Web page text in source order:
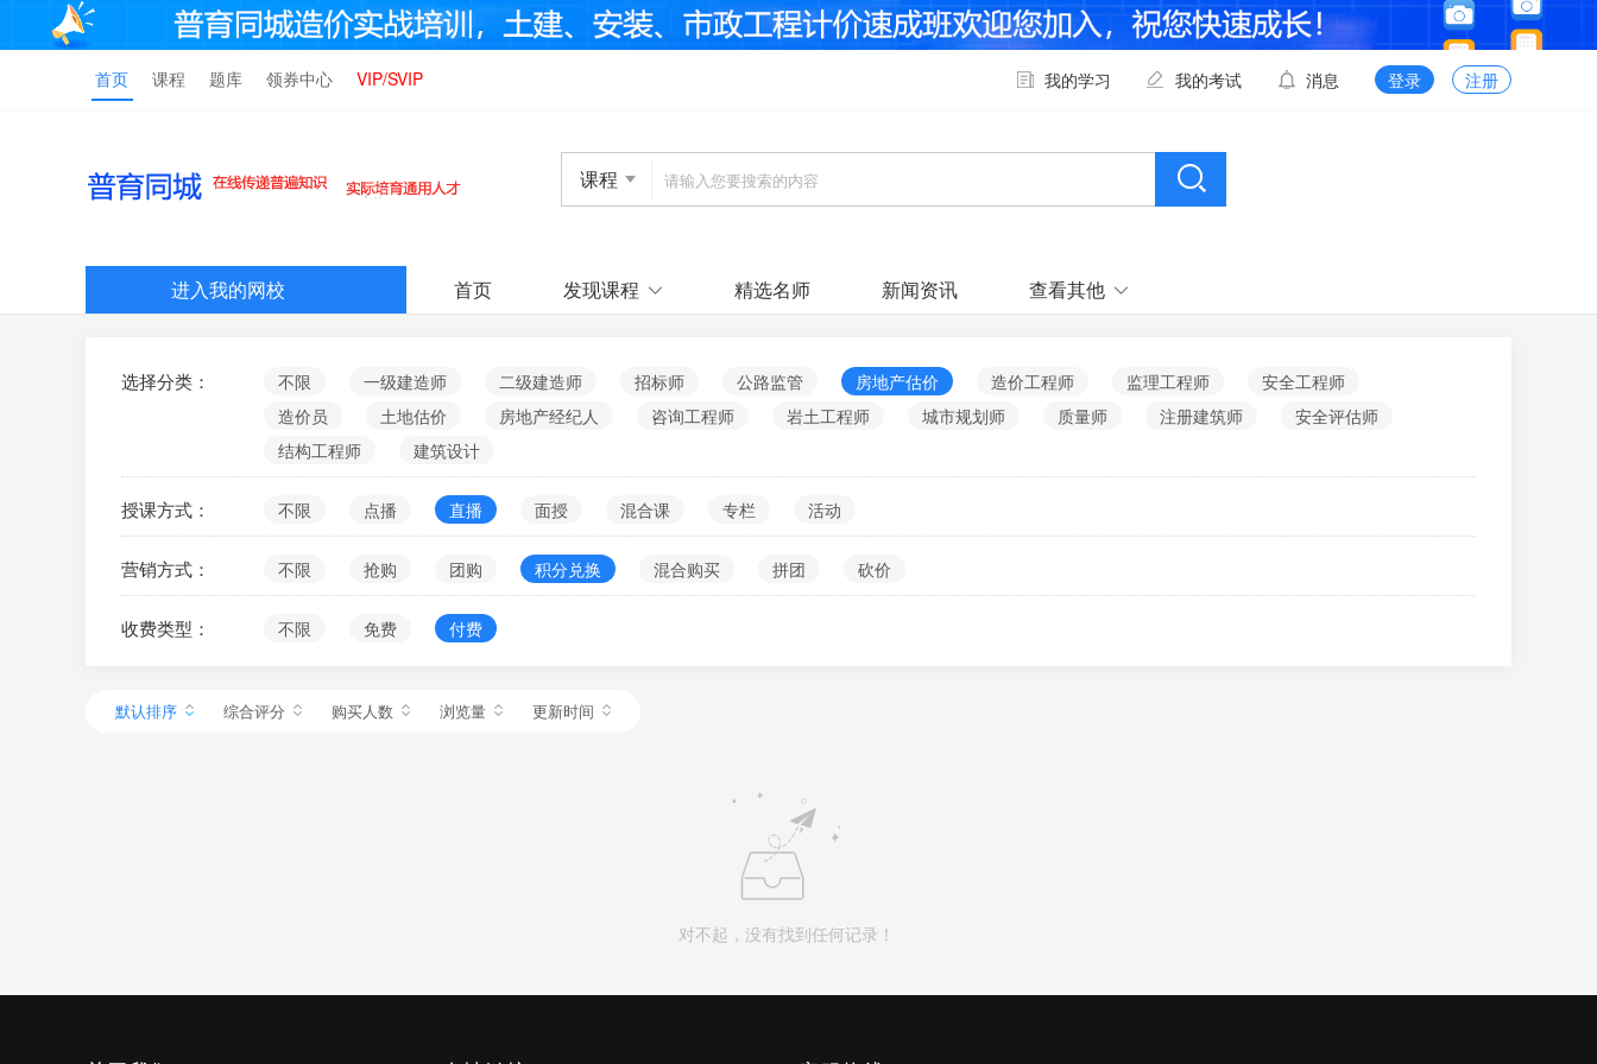
首页 课程 题库 领券中心 VIP/SVIP 我的学习 我的考试 消息 登录 注册
课程
进入我的网校 首页 发现课程 精选名师 新闻资讯 查看其他
选择分类： 不限 一级建造师 二级建造师 招标师 公路监管 房地产估价 造价工程师 监理工程师
安全工程师
造价员
土地估价 房地产经纪人 咨询工程师 岩土工程师 城市规划师 质量师 注册建筑师
安全评估师
结构工程师
建筑设计
授课方式： 不限 点播 直播 面授 混合课 专栏 活动
营销方式： 不限 抢购 团购 积分兑换 混合购买 拼团 砍价
收费类型： 不限 免费 付费
默认排序 综合评分 购买人数 浏览量 更新时间
对不起，没有找到任何记录！